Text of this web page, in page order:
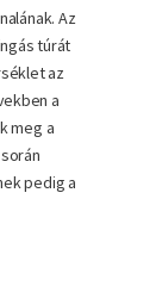
Az
túrát
az
a
meg a
pedig a